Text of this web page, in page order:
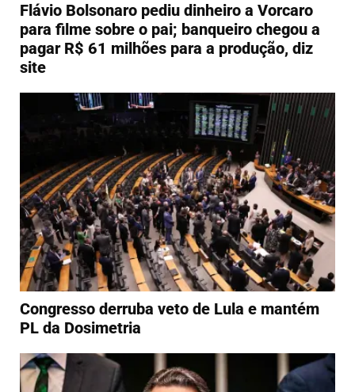
Flávio Bolsonaro pediu dinheiro a Vorcaro
para filme sobre o pai; banqueiro chegou a
pagar R$ 61 milhões para a produção, diz
site
Congresso derruba veto de Lula e mantém
PL da Dosimetria